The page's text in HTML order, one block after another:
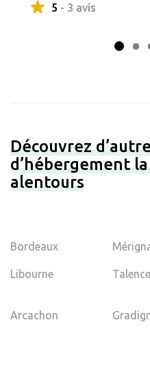
5 - 3 avis
Découvrez
d’hébergement
alentours
Bordeaux
Libourne Talence
Arcachon